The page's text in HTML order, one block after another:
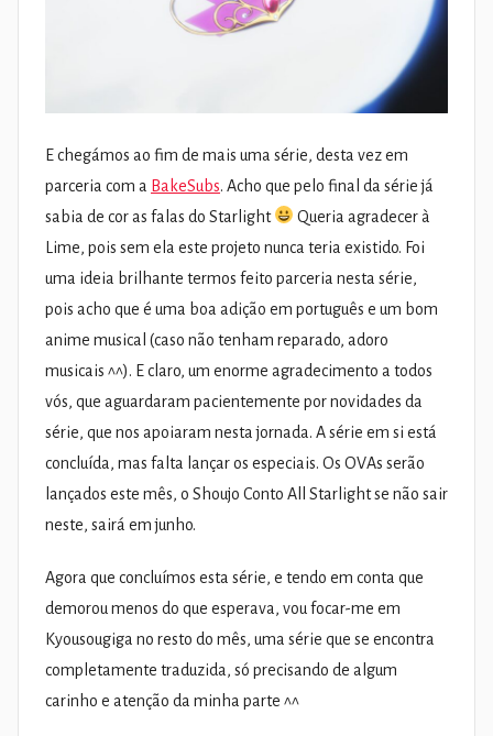
E chegámos ao fim de mais uma série, desta vez em
parceria com a BakeSubs. Acho que pelo final da série já
sabia de cor as falas do Starlight
Queria agradecer à
Lime, pois sem ela este projeto nunca teria existido. Foi
uma ideia brilhante termos feito parceria nesta série,
pois acho que é uma boa adição em português e um bom
anime musical (caso não tenham reparado, adoro
musicais ^^). E claro, um enorme agradecimento a todos
vós, que aguardaram pacientemente por novidades da
série, que nos apoiaram nesta jornada. A série em si está
concluída, mas falta lançar os especiais. Os OVAs serão
lançados este mês, o Shoujo Conto All Starlight se não sair
neste, sairá em junho.
Agora que concluímos esta série, e tendo em conta que
demorou menos do que esperava, vou focar-me em
Kyousougiga no resto do mês, uma série que se encontra
completamente traduzida, só precisando de algum
carinho e atenção da minha parte ^^